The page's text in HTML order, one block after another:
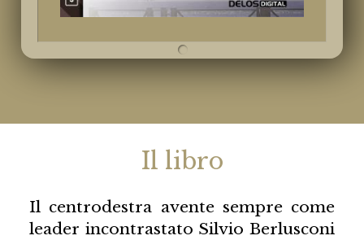
Il libro
Il centrodestra avente sempre come
leader incontrastato Silvio Berlusconi